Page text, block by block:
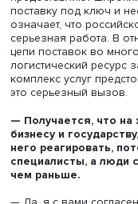
Наша анкета
компаниям удалось
вызванные
оптимистичными:
момент
решили задачи
— Это
высокой
А что для
блокировкой
Россией западных